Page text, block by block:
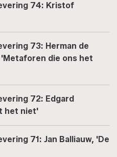
74: Kristof
73: Herman de
'Metaforen die ons het
72: Edgard
het niet'
71: Jan Balliauw, 'De